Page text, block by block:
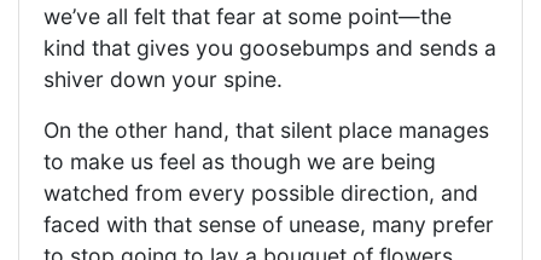
we’ve all felt that fear at some point—the
kind that gives you goosebumps and sends a
shiver down your spine.
On the other hand, that silent place manages
to make us feel as though we are being
watched from every possible direction, and
faced with that sense of unease, many prefer